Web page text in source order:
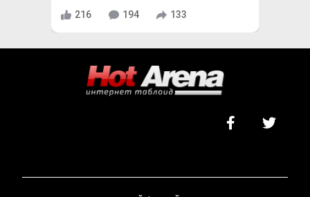
216 194 133